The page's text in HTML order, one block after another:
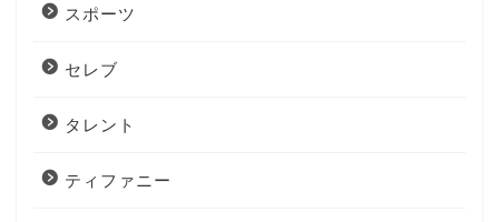
スポーツ
セレブ
タレント
ティファニー